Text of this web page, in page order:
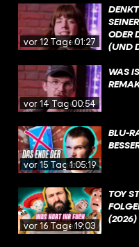
vor 12 Tagen01:27
ODER
(UND
vor 14 Tagen00:54
WAS
vor 15 Tagen1:05:19
BLU-
vor 16 Tagen19:03
TOY
(2026)